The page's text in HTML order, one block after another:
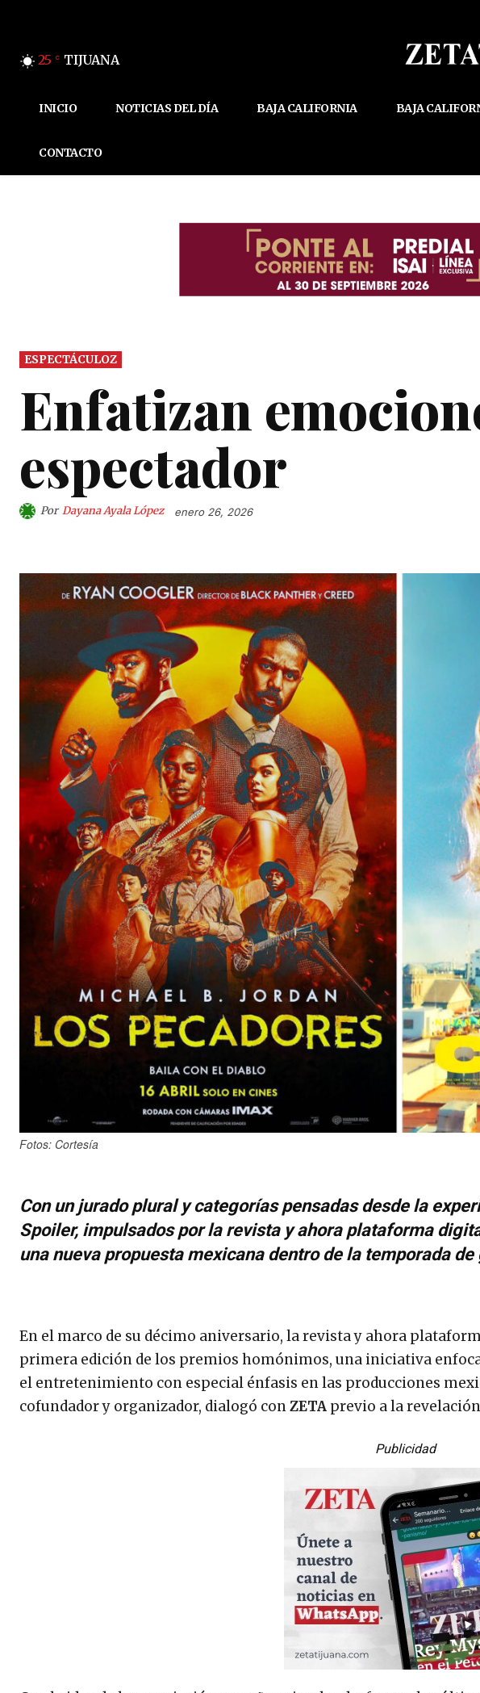
25 C TIJUANA
INICIO NOTICIAS DEL DÍA BAJA CALIFORNIA BAJA
CONTACTO
ESPECTÁCULOZ
Enfatizan
espectador
Por Dayana Ayala López enero 26, 2026
Fotos: Cortesía
Con un jurado plural y categorías pensadas desde la
Spoiler, impulsados por la revista y ahora plataforma
una nueva propuesta mexicana dentro de la temporada
En el marco de su décimo aniversario, la revista y ahora
primera edición de los premios homónimos, una iniciativa
el entretenimiento con especial énfasis en las producciones
cofundador y organizador, dialogó conZETA previo a la
Publicidad